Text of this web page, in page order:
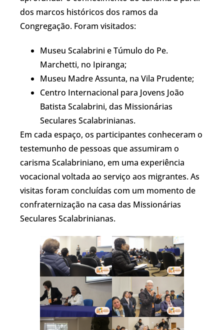
dos marcos históricos dos ramos da
Congregação. Foram visitados:
Museu Scalabrini e Túmulo do Pe.
Marchetti, no Ipiranga;
Museu Madre Assunta, na Vila Prudente;
Centro Internacional para Jovens João
Batista Scalabrini, das Missionárias
Seculares Scalabrinianas.
Em cada espaço, os participantes conheceram o
testemunho de pessoas que assumiram o
carisma Scalabriniano, em uma experiência
vocacional voltada ao serviço aos migrantes. As
visitas foram concluídas com um momento de
confraternização na casa das Missionárias
Seculares Scalabrinianas.